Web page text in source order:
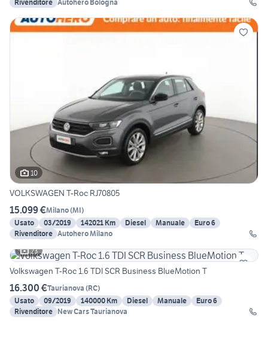
Rivenditore Autohero Bologna
10
VOLKSWAGEN T-Roc RJ70805
15.099 €Milano(MI)
Usato
03/2019 142021 Km Diesel Manuale
Euro 6
Rivenditore Autohero Milano
23
Volkswagen T-Roc 1.6 TDI SCR Business BlueMotion T
16.300 €Taurianova (RC)
Usato
09/2019 140000 Km Diesel Manuale
Euro 6
Rivenditore New Cars Taurianova